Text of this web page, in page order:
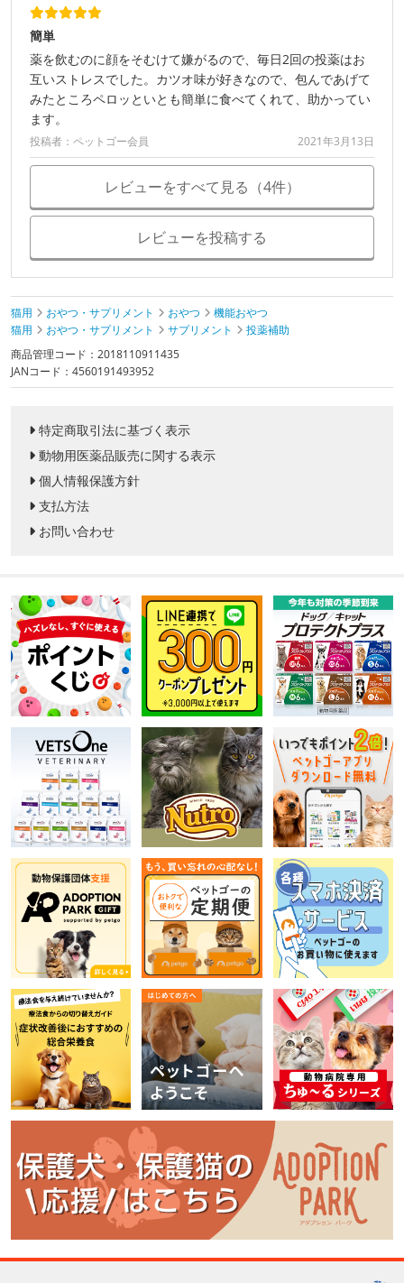
簡単
薬を飲むのに顔をそむけて嫌がるので、毎日2回の投薬はお
互いストレスでした。カツオ味が好きなので、包んであげて
みたところペロッといとも簡単に食べてくれて、助かってい
ます。
投稿者：ペットゴー会員 2021年3月13日
レビューをすべて見る（4件）
レビューを投稿する
猫用 おやつ・サプリメント おやつ
機能おやつ
猫用
おやつ・サプリメント サプリメント
投薬補助
商品管理コード：2018110911435
JANコード：4560191493952
特定商取引法に基づく表示
動物用医薬品販売に関する表示
個人情報保護方針
支払方法
お問い合わせ